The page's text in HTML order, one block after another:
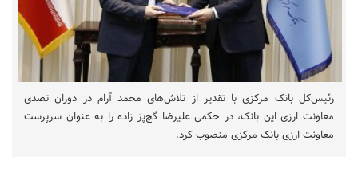
رئیس‌کل بانک مرکزی با تقدیر از تلاش‌های محمد آرام در دوران تصدی
معاونت ارزی این بانک، در حکمی علیرضا گچ‌پز زاده را به عنوان سرپرست
معاونت ارزی بانک مرکزی منصوب کرد.